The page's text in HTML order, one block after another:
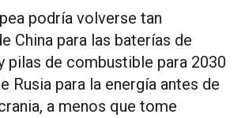
podría volverse tan
China para las baterías de
pilas de combustible para 2030
Rusia para la energía antes de
a menos que tome